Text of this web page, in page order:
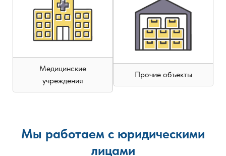
Медицинские
учреждения
Прочие объекты
Мы работаем с юридическими
лицами